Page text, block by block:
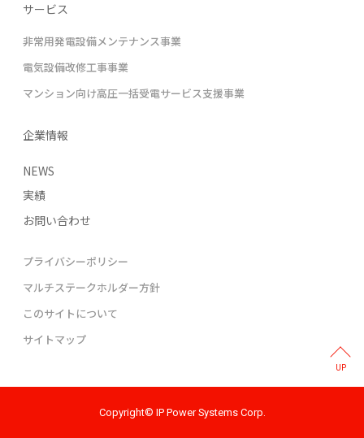
サービス
非常用発電設備メンテナンス事業
電気設備改修工事事業
マンション向け高圧一括受電サービス支援事業
企業情報
NEWS
実績
お問い合わせ
プライバシーポリシー
マルチステークホルダー方針
このサイトについて
サイトマップ
Copyright© IP Power Systems Corp.
UP